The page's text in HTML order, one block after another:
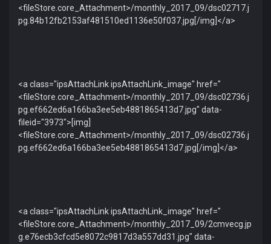
<fileStore.core_Attachment>/monthly_2017_09/dsc02717.j
pg.84b12fb2153af481510ed1136e50f037.jpg[/img]</a>
<a class="ipsAttachLink ipsAttachLink_image" href="
<fileStore.core_Attachment>/monthly_2017_09/dsc02736.j
pg.ef662ed6a166ba3ee5eb4881865413d7.jpg" data-
fileid="3973">[img]
<fileStore.core_Attachment>/monthly_2017_09/dsc02736.j
pg.ef662ed6a166ba3ee5eb4881865413d7.jpg[/img]</a>
<a class="ipsAttachLink ipsAttachLink_image" href="
<fileStore.core_Attachment>/monthly_2017_09/2cmvecg.jp
g.e76ecb3cfcd5e8072c9817d3a557dd31.jpg" data-